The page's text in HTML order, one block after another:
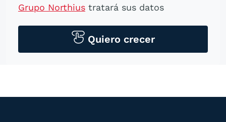
Grupo Northius tratará sus datos
tecnológicos, incluso aplicaciones de
mensajería instantánea, con el fin de
otros directamente relacionados con el
Quiero crecer